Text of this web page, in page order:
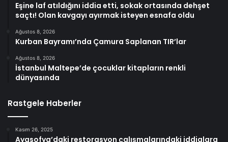
Eşine laf atıldığını iddia etti, sokak ortasında dehşet
saçtı! Olan kavgayı ayırmak isteyen esnafa oldu
Ağustos 8, 2026
Kurban Bayramı’nda Çamura Saplanan TIR’lar
Ağustos 8, 2026
İstanbul Maltepe’de çocuklar kitapların renkli
dünyasında
Rastgele Haberler
Kasım 26, 2025
Ayasofya’daki restorasyon çalışmalarındaki iddialara